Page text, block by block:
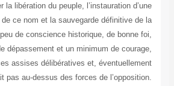
la libération du peuple, l’instauration d’une
de ce nom et la sauvegarde définitive de la
de conscience historique, de bonne foi,
dépassement et un minimum de courage,
assises délibératives et, éventuellement
pas au-dessus des forces de l’opposition.